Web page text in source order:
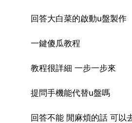
回答大白菜的啟動u盤製作
一鍵傻瓜教程
教程很詳細 一步一步來
提問手機能代替u盤嗎
回答不能 閒麻煩的話 可以